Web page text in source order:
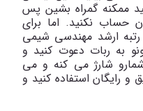
ممکنه گمراه بشین پس
حساب نکنید. اما برای
رتبه ارشد مهندسی شیمی
از دوستانتونو به ربات دعوت کنید و
شمارو شارژ می کنه و می
و رایگان استفاده کنید و